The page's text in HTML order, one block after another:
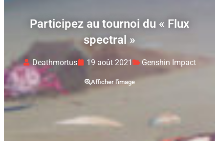
Participez au tournoi du « Flux
spectral »
Deathmortus 19 août 2021 Genshin Impact
Afficher l'image